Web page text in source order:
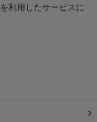
利用したサービスに